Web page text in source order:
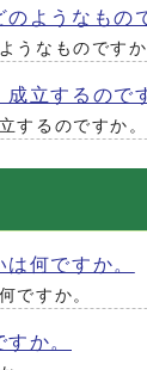
ようなもの
うなものですか
立するので
するのですか。
何ですか。
ですか。
か。